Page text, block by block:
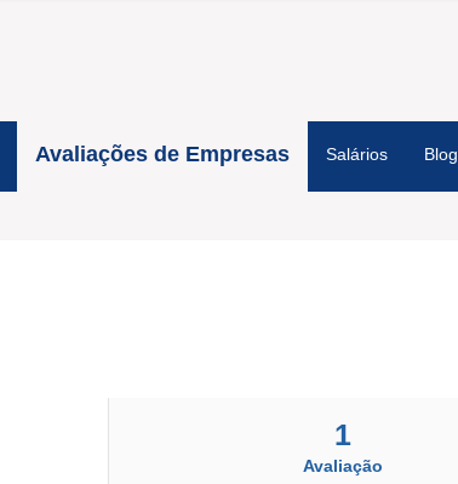
Avaliações de Empresas Salários Blog
1
Avaliação